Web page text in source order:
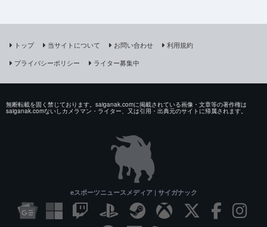
トップ 当サイトについて お問い合わせ
利用規約
プライバシーポリシー
ライター募集中
無断転載を固く禁じております。saiganak.comに掲載されている画像・文章等の著作権は
saiganak.comないしカメラマン・ライター、又は引用・出典元のサイトに帰属されます。
eスポーツニュースメディア | サイガナック